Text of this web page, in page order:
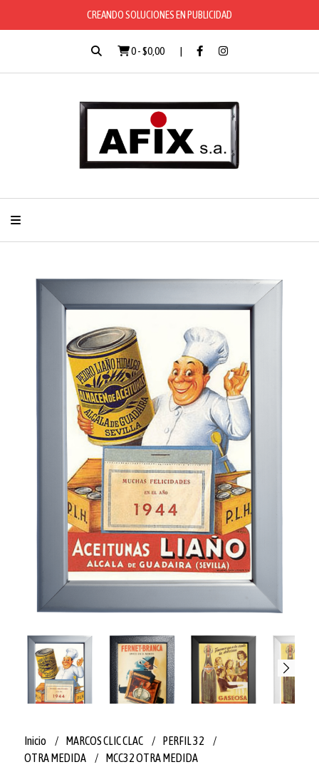
CREANDO SOLUCIONES EN PUBLICIDAD
0-$0,00
Inicio MARCOS CLIC CLAC
PERFIL 32
OTRA MEDIDA
MCC32 OTRA MEDIDA